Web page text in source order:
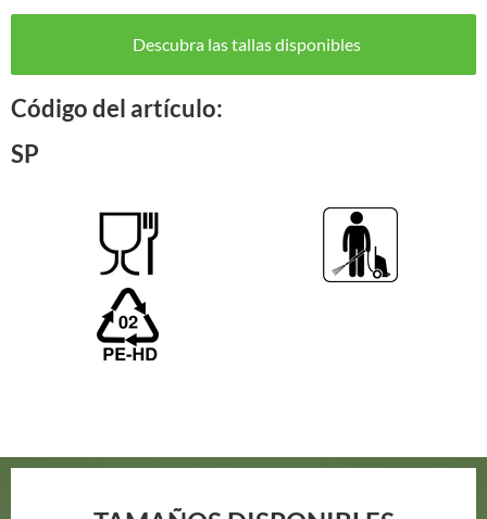
Descubra las tallas disponibles
Código del artículo:
SP